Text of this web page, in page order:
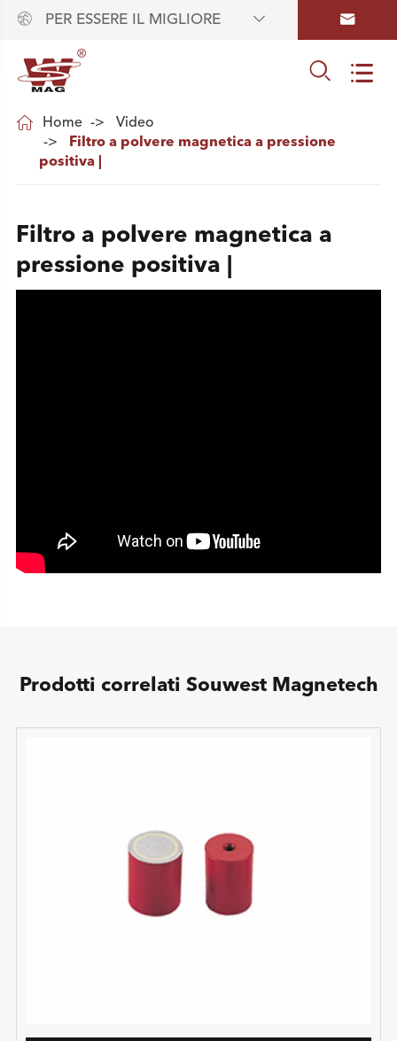
 PER ESSERE IL MIGLIORE  
 
 Home
Video
Filtro a polvere magnetica a pressione
positiva |
Filtro a polvere magnetica a
pressione positiva |
Prodotti correlati Souwest Magnetech